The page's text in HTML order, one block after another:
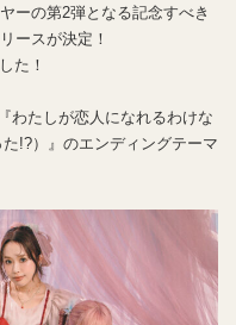
ーの第2弾となる記念すべき
ースが決定！
た！
『わたしが恋人になれるわけな
!?）』のエンディングテーマ